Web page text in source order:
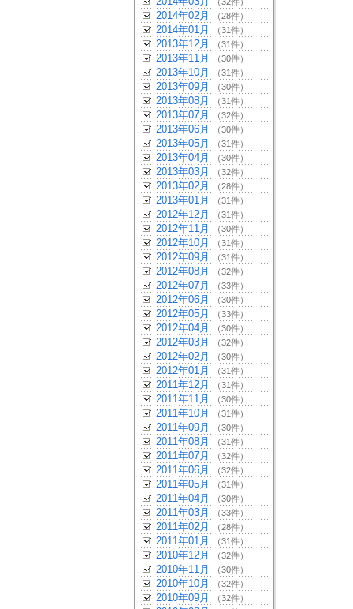
2014年02月 （28件）
2014年01月 （31件）
2013年12月 （31件）
2013年11月 （30件）
2013年10月 （31件）
2013年09月 （30件）
2013年08月 （31件）
2013年07月 （32件）
2013年06月 （30件）
2013年05月 （31件）
2013年04月 （30件）
2013年03月 （32件）
2013年02月 （28件）
2013年01月 （31件）
2012年12月 （31件）
2012年11月 （30件）
2012年10月 （31件）
2012年09月 （31件）
2012年08月 （32件）
2012年07月 （33件）
2012年06月 （30件）
2012年05月 （33件）
2012年04月 （30件）
2012年03月 （32件）
2012年02月 （30件）
2012年01月 （31件）
2011年12月 （31件）
2011年11月 （30件）
2011年10月 （31件）
2011年09月 （30件）
2011年08月 （31件）
2011年07月 （32件）
2011年06月 （32件）
2011年05月 （31件）
2011年04月 （30件）
2011年03月 （33件）
2011年02月 （28件）
2011年01月 （31件）
2010年12月 （32件）
2010年11月 （30件）
2010年10月 （32件）
2010年09月 （32件）